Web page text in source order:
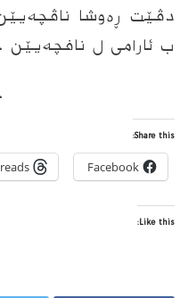
دڤێت ڕەوشا
ب ئارامى ل نافچەیێن
Share this:
Facebook
Like this: